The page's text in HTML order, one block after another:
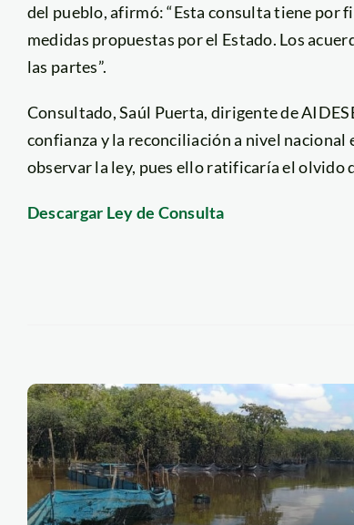
del pueblo, afirmó: “Esta consulta tiene por
medidas propuestas por el Estado. Los
las partes”.
Consultado, Saúl Puerta, dirigente de
confianza y la reconciliación a nivel
observar la ley, pues ello ratificaría el olvido
Descargar Ley de Consulta